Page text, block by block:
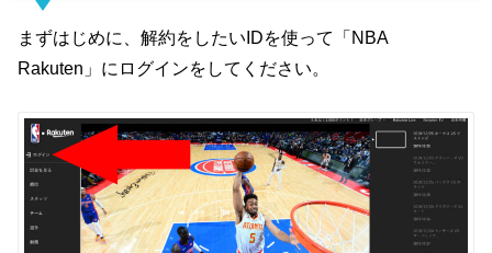
まずはじめに、解約をしたいIDを使って「NBA
Rakuten」にログインをしてください。